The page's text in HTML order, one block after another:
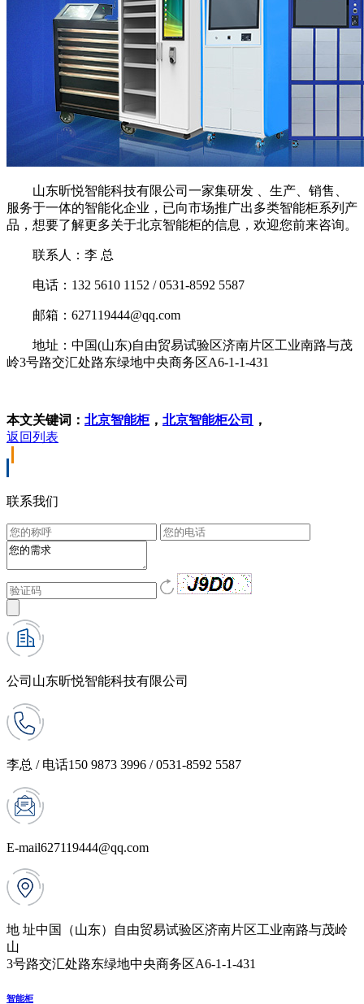
山东昕悦智能科技有限公司一家集研发 、生产、销售、
服务于一体的智能化企业，已向市场推广出多类智能柜系列产
品，想要了解更多关于北京智能柜的信息，欢迎您前来咨询。
联系人：李 总
电话：132 5610 1152 / 0531-8592 5587
邮箱：627119444@qq.com
地址：中国(山东)自由贸易试验区济南片区工业南路与茂
岭3号路交汇处路东绿地中央商务区A6-1-1-431
本文关键词： 北京智能柜， 北京智能柜公司
，
返回列表
联系我们
公司 山东昕悦智能科技有限公司
李总 / 电话150 9873 3996 / 0531-8592 5587
E-mail627119444@qq.com
地 址中国（山东）自由贸易试验区济南片区工业南路与茂岭
山
3号路交汇处路东绿地中央商务区A6-1-1-431
智能柜